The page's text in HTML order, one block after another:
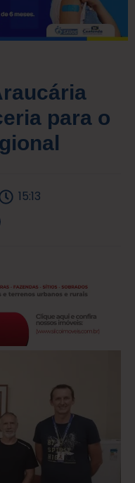
para o
15:13